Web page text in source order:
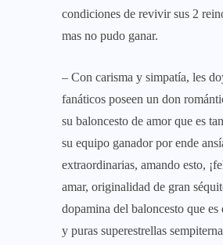
condiciones de revivir sus 2
mas no pudo ganar.
– Con carisma y simpatía, les
fanáticos poseen un don
su baloncesto de amor que es
su equipo ganador por ende
extraordinarias, amando esto,
amar, originalidad de gran
dopamina del baloncesto que
y puras superestrellas